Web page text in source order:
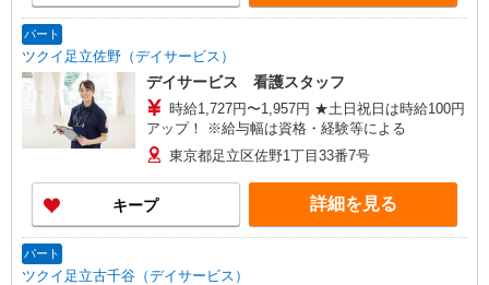
パート
ツクイ足立佐野（デイサービス）
デイサービス 看護スタッフ
時給1,727円〜1,957円 ★土日祝日は時給100円
アップ！ ※給与幅は資格・経験等による
東京都足立区佐野1丁目33番7号
キープ 詳細を見る
パート
ツクイ足立古千谷（デイサービス）